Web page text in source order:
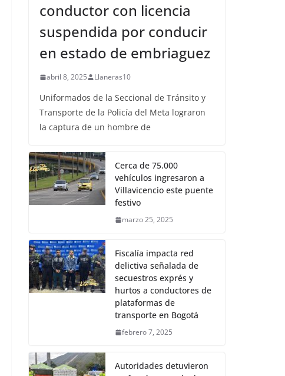
conductor con licencia
suspendida por conducir
en estado de embriaguez
abril 8, 2025 Llaneras10
Uniformados de la Seccional de Tránsito y
Transporte de la Policía del Meta lograron
la captura de un hombre de
Cerca de 75.000
vehículos ingresaron a
Villavicencio este puente
festivo
marzo 25, 2025
Fiscalía impacta red
delictiva señalada de
secuestros exprés y
hurtos a conductores de
plataformas de
transporte en Bogotá
febrero 7, 2025
Autoridades detuvieron